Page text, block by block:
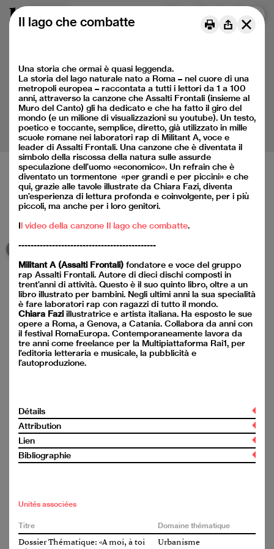
IT
Il lago che combatte
Una storia che ormai è quasi leggenda.
La storia del lago naturale nato a Roma – nel cuore di una
metropoli europea – raccontata a tutti i lettori da 1 a 100
anni, attraverso la canzone che Assalti Frontali (insieme al
Muro del Canto) gli ha dedicato e che ha fatto il giro del
mondo (e un milione di visualizzazioni su youtube). Un testo,
poetico e toccante, semplice, diretto, già utilizzato in mille
scuole romane nei laboratori rap di Militant A, voce e
leader di Assalti Frontali. Una canzone che è diventata il
simbolo della riscossa della natura sulle assurde
speculazione dell’uomo «economico». Un refrain che è
diventato un tormentone «per grandi e per piccini» e che
qui, grazie alle tavole illustrate da Chiara Fazi, diventa
un’esperienza di lettura profonda e coinvolgente, per i più
piccoli, ma anche per i loro genitori.
Il video della canzone Il lago che combatte.
---------------------------------------------
Militant A (Assalti Frontali) fondatore e voce del gruppo
rap Assalti Frontali. Autore di dieci dischi composti in
trent’anni di attività. Questo è il suo quinto libro, oltre a un
libro illustrato per bambini. Negli ultimi anni la sua specialità
è fare laboratori rap con ragazzi di tutto il mondo.
Chiara Faziillustratrice e artista italiana. Ha esposto le sue
opere a Roma, a Genova, a Catania. Collabora da anni con
il festival RomaEuropa. Contemporaneamente lavora da
tre anni come freelance per la Multipiattaforma Rai1, per
l’editoria letteraria e musicale, la pubblicità e
l’autoproduzione.
Détails
Titre
Il lago che combatte
Auteur
Année
Attribution
Cycle/Groupe cible
2. Cyle (8 à 12 ans)
Domaine thématique/Tags
Paysage
Aménagement du territoire
Infrastructure
Urbanisme
Lien
Plus d'informations
Bibliographie
Unités associées
Titre Domaine thématique
Dossier Thématique: «A moi, à toi
Urbanisme
Baukulturelle Bildung für Kinder und Jugendliche
Médiation de la culture du bâti pour les jeunes
generazioni
Instagram
YouTube
Facebook
Revue de presse
Un projet commun
de SIA und BSA
Politique de confidentialité